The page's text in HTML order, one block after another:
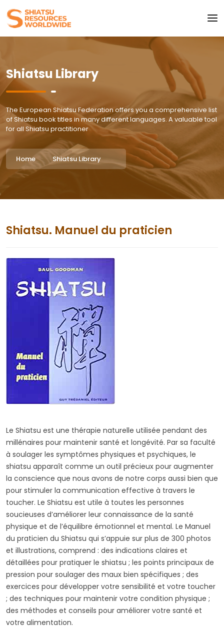
Shiatsu Library
The European Shiatsu Federation offers you a comprehensive list
of Shiatsu book titles in many different languages. A valuable tool
for all Shiatsu practitioner
Home Shiatsu Library
Shiatsu. Manuel du praticien
Le Shiatsu est une thérapie naturelle utilisée pendant des
millénaires pour maintenir santé et longévité. Par sa faculté
à soulager les symptômes physiques et psychiques, le
shiatsu apparaît comme un outil précieux pour augmenter
la conscience que nous avons de notre corps aussi bien que
pour stimuler la communication effective à travers le
toucher. Le Shiatsu est utile à toutes les personnes
soucieuses d’améliorer leur connaissance de la santé
physique et de l’équilibre émotionnel et mental. Le Manuel
du praticien du Shiatsu qui s’appuie sur plus de 300 photos
et illustrations, comprend : des indications claires et
détaillées pour pratiquer le shiatsu ; les points principaux de
pression pour soulager des maux bien spécifiques ; des
exercices pour développer votre sensibilité et votre toucher
; des techniques pour maintenir votre condition physique ;
des méthodes et conseils pour améliorer votre santé et
votre alimentation.